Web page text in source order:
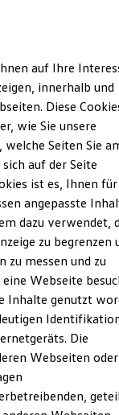
Updates
auf Ihre
innerhalb und
Diese
wie Sie unsere
Seiten Sie
auf der Seite
ist es, Ihnen für
angepasste
dazu verwendet,
zu begrenzen
messen und zu
Webseite
Inhalte genutzt
Die
Webseiten oder